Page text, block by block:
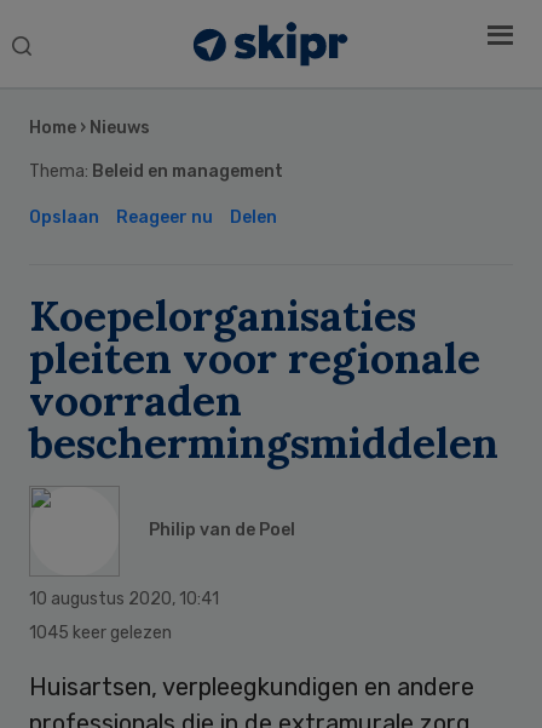
Search
Home › Nieuws
Thema: Beleid en management
Opslaan Reageer nu Delen
Koepelorganisaties
pleiten voor regionale
voorraden
beschermingsmiddelen
Philip van de Poel
10 augustus 2020, 10:41
1045 keer gelezen
Huisartsen, verpleegkundigen en andere
Sidebar